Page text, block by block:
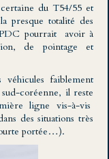
du T54/55 et
presque totalité des
pourrait avoir à
de pointage et
faiblement
coréenne, il reste
ligne vis-à-vis
des situations très
portée…).